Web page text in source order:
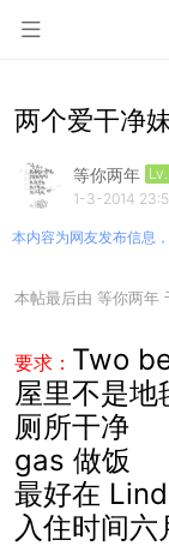
两个爱干净
等你两年
1-3-2014
本内容为网友发布信息
本帖最后由 等你两
要求： Two
屋里不是地
厕所干净
gas 做饭
最好在
入住时间六